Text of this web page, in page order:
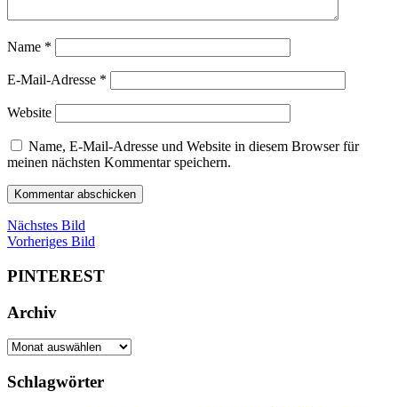
Name *
E-Mail-Adresse *
Website
Name, E-Mail-Adresse und Website in diesem Browser für
meinen nächsten Kommentar speichern.
Nächstes Bild
Vorheriges Bild
PINTEREST
Archiv
Archiv
Schlagwörter